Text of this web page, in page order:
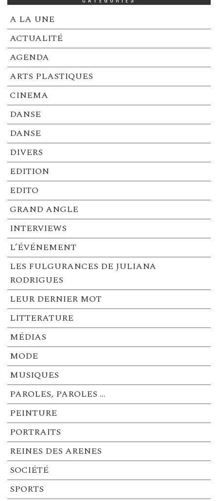
A LA UNE
ACTUALITÉ
AGENDA
ARTS PLASTIQUES
CINEMA
DANSE
DANSE
DIVERS
EDITION
EDITO
GRAND ANGLE
INTERVIEWS
L’ÉVÉNEMENT
LES FULGURANCES DE JULIANA
RODRIGUES
LEUR DERNIER MOT
LITTERATURE
MÉDIAS
MODE
MUSIQUES
PAROLES, PAROLES …
PEINTURE
PORTRAITS
REINES DES ARENES
SOCIÉTÉ
SPORTS